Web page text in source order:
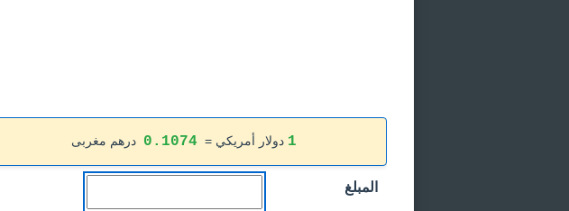
1 دولار أمريكي = 0.1074 درهم مغربى
المبلغ